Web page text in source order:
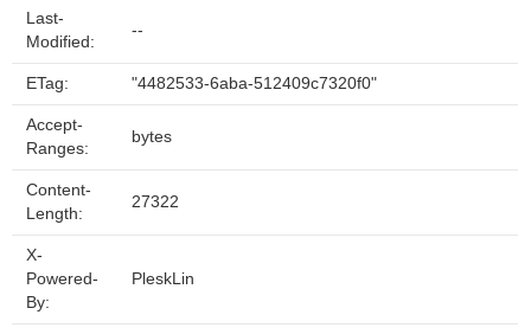
Last-
Modified:
--
ETag: "4482533-6aba-512409c7320f0"
Accept-
Ranges:
bytes
Content-
Length:
27322
X-
Powered-
By:
PleskLin